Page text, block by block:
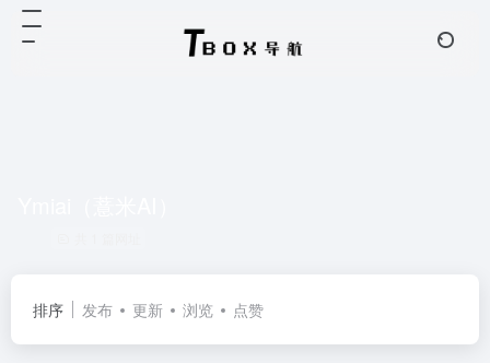
排序 发布 更新 浏览 点赞